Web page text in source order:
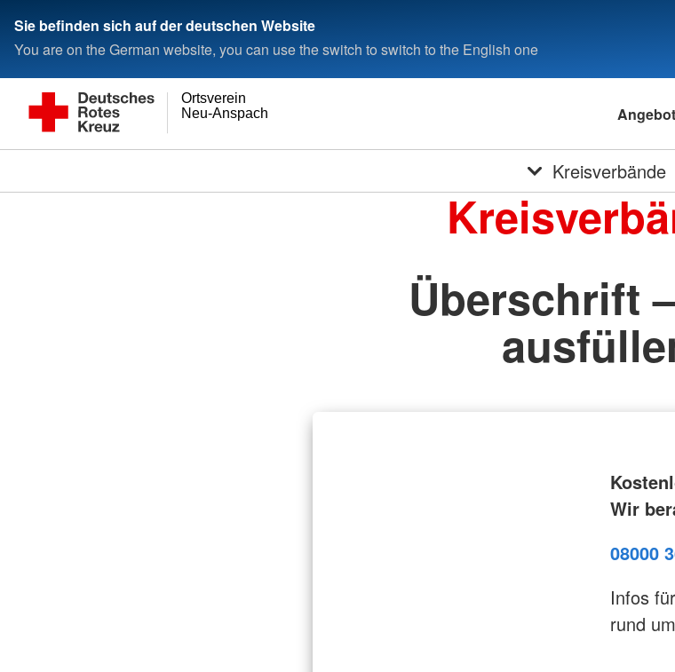
Sie befinden sich auf der deutschen Website
You are on the German website, you can use the switch to switch to the English one
Neu-Anspach
Ortsverein
Kreisverbände
Überschrift
Wir
08000
Infos
rund